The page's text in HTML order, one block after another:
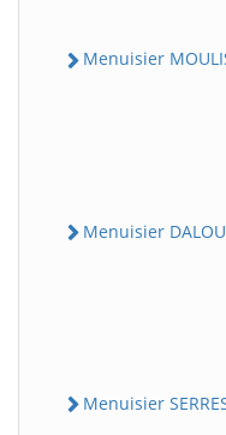
Menuisier
Menuisier DALOU
Menuisier